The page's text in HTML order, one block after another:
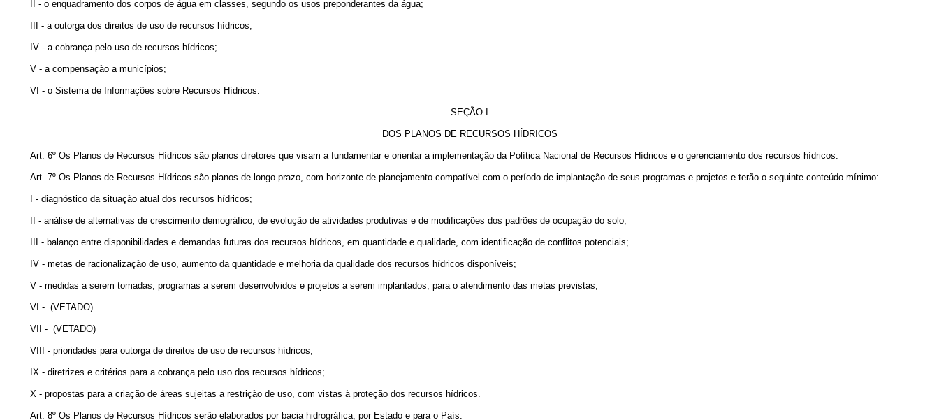
II - o enquadramento dos corpos de água em classes, segundo os usos preponderantes da água;
III - a outorga dos direitos de uso de recursos hídricos;
IV - a cobrança pelo uso de recursos hídricos;
V - a compensação a municípios;
VI - o Sistema de Informações sobre Recursos Hídricos.
SEÇÃO I
DOS PLANOS DE RECURSOS HÍDRICOS
Art. 6º Os Planos de Recursos Hídricos são planos diretores que visam a fundamentar e orientar a implementação da Política Nacional de Recursos Hídricos e o gerenciamento dos recursos hídricos.
Art. 7º Os Planos de Recursos Hídricos são planos de longo prazo, com horizonte de planejamento compatível com o período de implantação de seus programas e projetos e terão o seguinte conteúdo mínimo:
I - diagnóstico da situação atual dos recursos hídricos;
II - análise de alternativas de crescimento demográfico, de evolução de atividades produtivas e de modificações dos padrões de ocupação do solo;
III - balanço entre disponibilidades e demandas futuras dos recursos hídricos, em quantidade e qualidade, com identificação de conflitos potenciais;
IV - metas de racionalização de uso, aumento da quantidade e melhoria da qualidade dos recursos hídricos disponíveis;
V - medidas a serem tomadas, programas a serem desenvolvidos e projetos a serem implantados, para o atendimento das metas previstas;
VI - (VETADO)
VII - (VETADO)
VIII - prioridades para outorga de direitos de uso de recursos hídricos;
IX - diretrizes e critérios para a cobrança pelo uso dos recursos hídricos;
X - propostas para a criação de áreas sujeitas a restrição de uso, com vistas à proteção dos recursos hídricos.
Art. 8º Os Planos de Recursos Hídricos serão elaborados por bacia hidrográfica, por Estado e para o País.